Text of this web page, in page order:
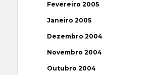
Fevereiro 2005
Janeiro 2005
Dezembro 2004
Novembro 2004
Outubro 2004